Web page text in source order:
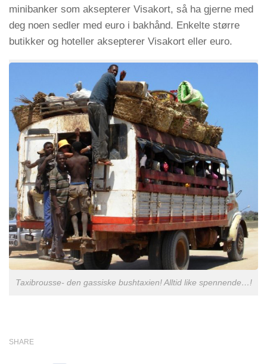
minibanker som aksepterer Visakort, så ha gjerne med
deg noen sedler med euro i bakhånd. Enkelte større
butikker og hoteller aksepterer Visakort eller euro.
Taxibrousse- den gassiske bushtaxien! Alltid like spennende…!
SHARE